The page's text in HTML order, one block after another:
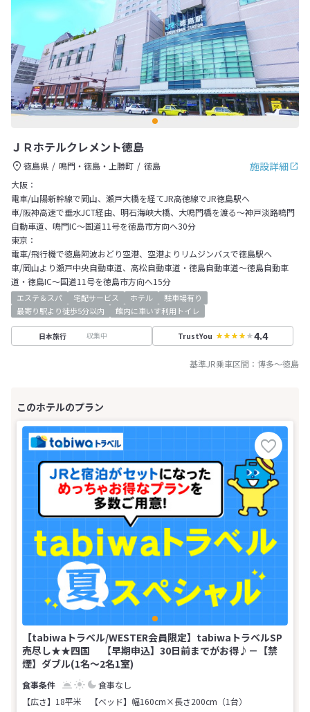
ＪＲホテルクレメント徳島
施設詳細
徳島県 鳴門・徳島・上勝町
徳島
大阪：
電車/山陽新幹線で岡山、瀬戸大橋を経てJR高徳線でJR徳島駅へ
車/阪神高速で垂水JCT経由、明石海峡大橋、大鳴門橋を渡る～神戸淡路鳴門
自動車道、鳴門IC～国道11号を徳島市方向へ30分
東京：
電車/飛行機で徳島阿波おどり空港、空港よりリムジンバスで徳島駅へ
車/岡山より瀬戸中央自動車道、高松自動車道・徳島自動車道～徳島自動車
道・徳島IC～国道11号を徳島市方向へ15分
エステ＆スパ 宅配サービス ホテル
駐車場有り
最寄り駅より徒歩5分以内
館内に車いす利用トイレ
日本旅行 収集中 TrustYou 4.4
基準JR乗車区間： 博多～徳島
【tabiwaトラベル/WESTER会員限定】tabiwaトラベルSP
売尽し★★四国 【早期申込】30日前までがお得♪－【禁
煙】ダブル(1名～2名1室)
食事なし
【広さ】18平米
【ベッド】幅160cm×長さ200cm（1台）